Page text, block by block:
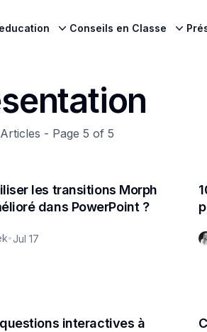
Conseils en Classe
Articles - Page 5 of 5
les transitions Morph
dans PowerPoint ?
•Jul 17
interactives à